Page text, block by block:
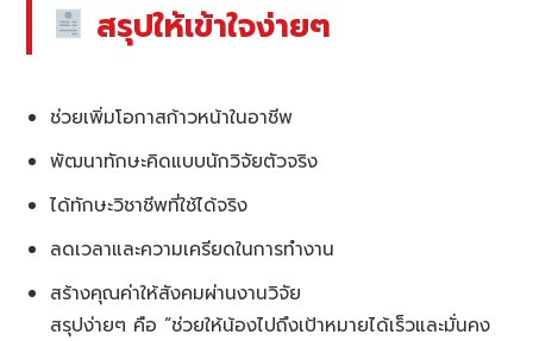
สรุปให้เข้าใจง่ายๆ
ช่วยเพิ่มโอกาสก้าวหน้าในอาชีพ
พัฒนาทักษะคิดแบบนักวิจัยตัวจริง
ได้ทักษะวิชาชีพที่ใช้ได้จริง
ลดเวลาและความเครียดในการทำงาน
สร้างคุณค่าให้สังคมผ่านงานวิจัย
สรุปง่ายๆ คือ “ช่วยให้น้องไปถึงเป้าหมายได้เร็วและมั่นคง